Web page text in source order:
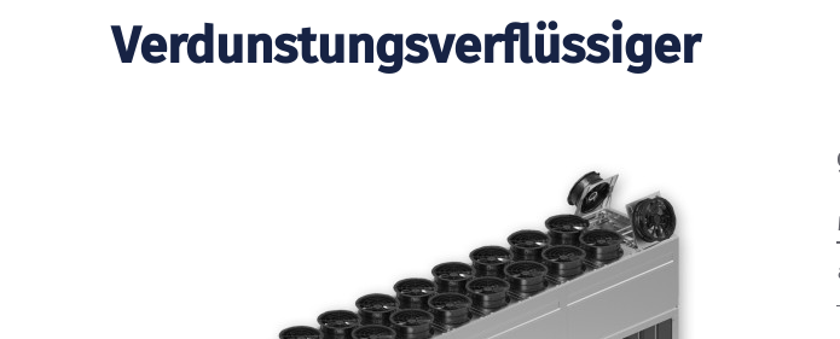
Verdunstungsverflüssiger